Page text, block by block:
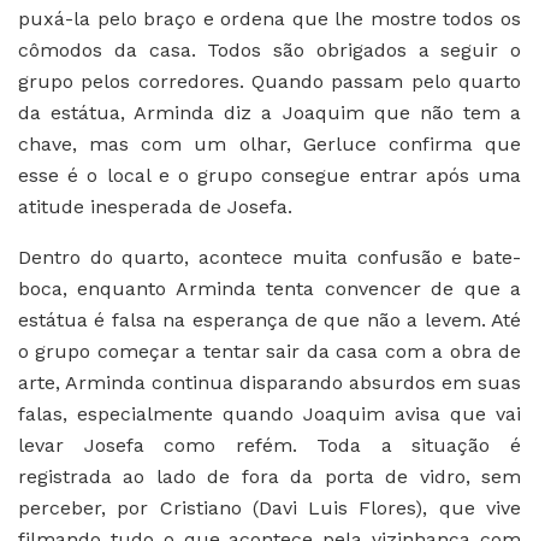
puxá-la pelo braço e ordena que lhe mostre todos os
cômodos da casa. Todos são obrigados a seguir o
grupo pelos corredores. Quando passam pelo quarto
da estátua, Arminda diz a Joaquim que não tem a
chave, mas com um olhar, Gerluce confirma que
esse é o local e o grupo consegue entrar após uma
atitude inesperada de Josefa.
Dentro do quarto, acontece muita confusão e bate-
boca, enquanto Arminda tenta convencer de que a
estátua é falsa na esperança de que não a levem. Até
o grupo começar a tentar sair da casa com a obra de
arte, Arminda continua disparando absurdos em suas
falas, especialmente quando Joaquim avisa que vai
levar Josefa como refém. Toda a situação é
registrada ao lado de fora da porta de vidro, sem
perceber, por Cristiano (Davi Luis Flores), que vive